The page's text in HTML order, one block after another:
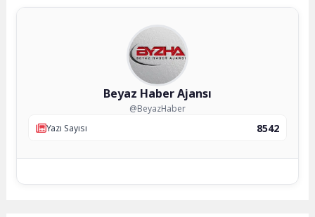
Beyaz Haber Ajansı
@BeyazHaber
Yazı Sayısı
8542